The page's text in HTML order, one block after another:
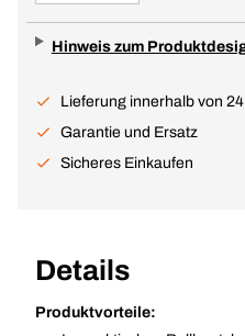
Hinweis zum
Lieferung innerhalb von
Garantie und Ersatz
Sicheres Einkaufen
Details
Produktvorteile: